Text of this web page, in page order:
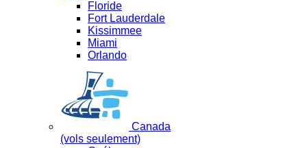
Floride
Fort Lauderdale
Kissimmee
Miami
Orlando
Canada
(vols seulement)